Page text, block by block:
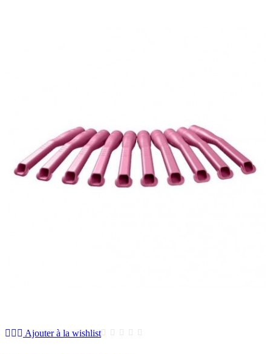
Ajouter à la wishlist